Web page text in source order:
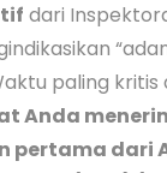
dari
paling kritis
Anda
pertama dari